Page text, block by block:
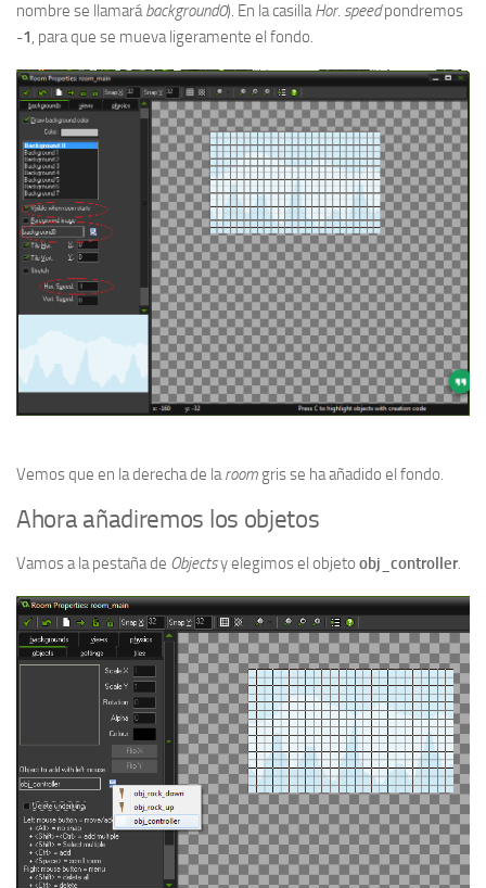
nombre se llamarábackground0). En la casillaHor. speedpondremos
-1, para que se mueva ligeramente el fondo.
Vemos que en la derecha de laroom gris se ha añadido el fondo.
Ahora añadiremos los objetos
Vamos a la pestaña de Objectsy elegimos el objeto obj_controller.